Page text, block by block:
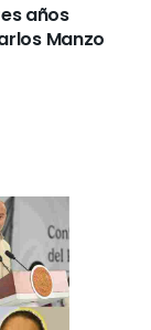
años
Manzo